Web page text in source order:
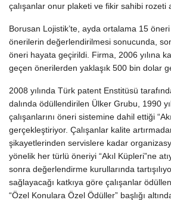
çalışanlar onur plaketi ve fikir sahibi rozeti
Borusan Lojistik’te, ayda ortalama 15
önerilerin değerlendirilmesi sonucunda,
öneri hayata geçirildi. Firma, 2006 yılına
geçen önerilerden yaklaşık 500 bin dolar
2008 yılında Türk patent Enstitüsü
dalında ödüllendirilen Ülker Grubu, 1990
çalışanlarını öneri sistemine dahil ettiği
gerçekleştiriyor. Çalışanlar kalite
şikayetlerinden servislere kadar
yönelik her türlü öneriyi “Akıl Küpleri”ne
sonra değerlendirme kurullarında
sağlayacağı katkıya göre çalışanlar
“Özel Konulara Özel Ödüller” başlığı